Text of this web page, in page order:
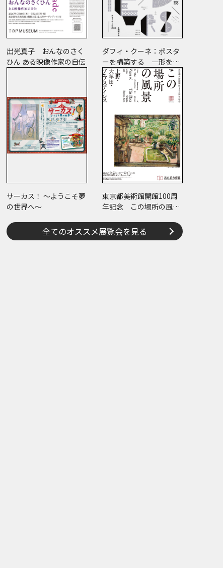
出光真子 おんなのさく
ひん ――ある映像作家の自伝
ダフィ・クーネ：ポスタ
ーを構築する ―形をつ
くる、版をつくる、表現
をつくる―
サーカス！ ～ようこそ夢
の世界へ～
東京都美術館開館100周
年記念 この場所の風景
スアイレス
全てのオススメ展覧会を見る